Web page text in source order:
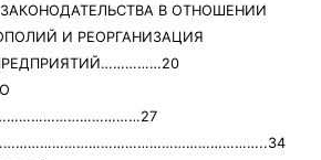
В ОТНОШЕНИИ
И РЕОРГАНИЗАЦИЯ